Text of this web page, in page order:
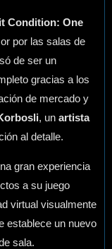
Condition: One
por las salas de
de ser un
gracias a los
de mercado y
, un artista
al detalle.
gran experiencia
a su juego
virtual visualmente
establece un nuevo
sala.